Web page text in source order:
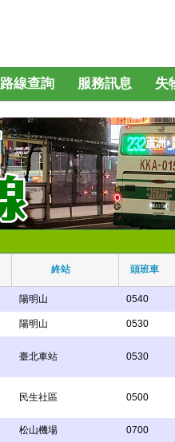
路線查詢 服務訊息 失
終站 頭班車
陽明山 0540
陽明山 0530
臺北車站 0530
民生社區 0500
松山機場 0700